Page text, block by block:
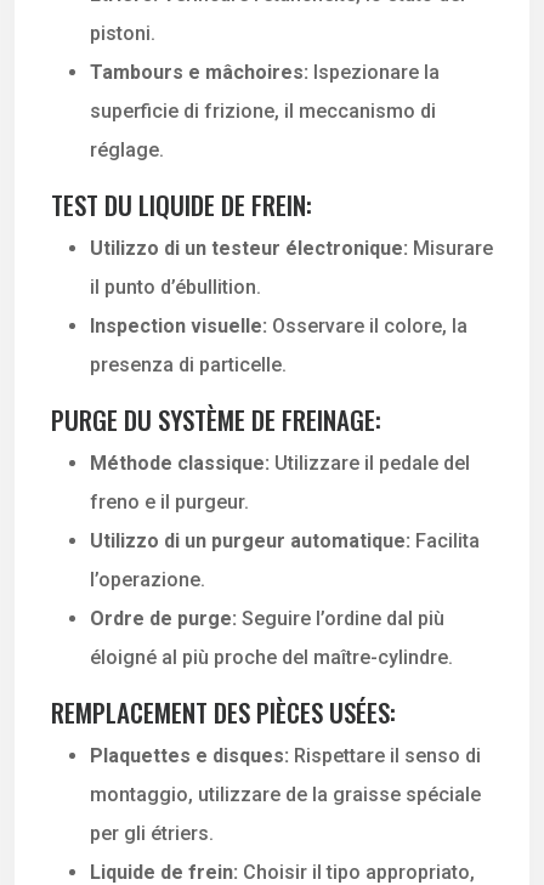
pistoni.
Tambours e mâchoires: Ispezionare la
superficie di frizione, il meccanismo di
réglage.
TEST DU LIQUIDE DE FREIN:
Utilizzo di un testeur électronique: Misurare
il punto d’ébullition.
Inspection visuelle: Osservare il colore, la
presenza di particelle.
PURGE DU SYSTÈME DE FREINAGE:
Méthode classique: Utilizzare il pedale del
freno e il purgeur.
Utilizzo di un purgeur automatique: Facilita
l’operazione.
Ordre de purge: Seguire l’ordine dal più
éloigné al più proche del maître-cylindre.
REMPLACEMENT DES PIÈCES USÉES:
Plaquettes e disques: Rispettare il senso di
montaggio, utilizzare de la graisse spéciale
per gli étriers.
Liquide de frein: Choisir il tipo appropriato,